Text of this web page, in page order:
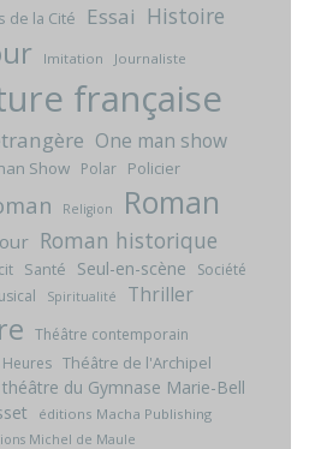
de la Cité Essai Histoire
Imitation Journaliste
française
One man show
Show Polar Policier
Religion Roman
Roman historique
Santé Seul-en-scène
Société
Spiritualité Thriller
Théâtre contemporain
Théâtre de l'Archipel
théâtre du Gymnase Marie-Bell
éditions Macha Publishing
Michel de Maule